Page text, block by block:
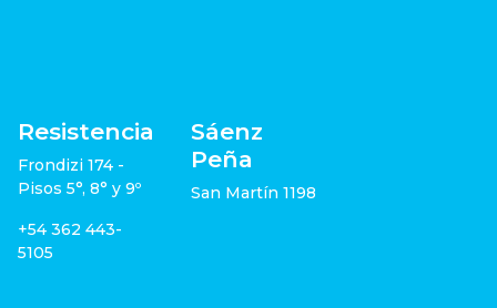
Resistencia
Frondizi 174 -
Pisos 5°, 8° y 9º
+54 362 443-
5105
Sáenz
Peña
San Martín 1198